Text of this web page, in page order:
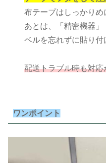
布テープはしっかりめ
あとは、「精密機器
ベルを忘れずに貼り付
配送トラブル時も対
ワンポイント